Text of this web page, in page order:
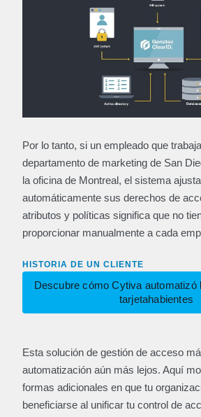
Por lo tanto, si un empleado que
departamento de marketing de San
la oficina de Montreal, el sistema
automáticamente sus derechos de
atributos y políticas significa que no
proporcionar manualmente a cada
HISTORIA DE UN CLIENTE
Descubre cómo Cytiva automatizó
tarjetahabientes
Esta solución de gestión de acceso
automatización aún más lejos. Aquí
formas adicionales en que tu
beneficiarse al unificar tu control de